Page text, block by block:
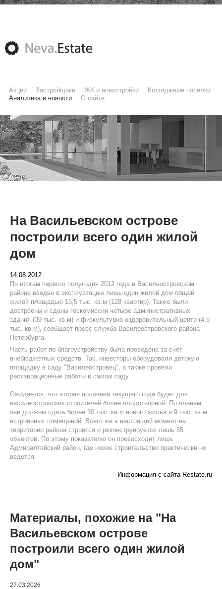
Акции Застройщики ЖК и новостройки
Коттеджные поселки
Аналитика и новости
О сайте
На Васильевском острове
построили всего один жилой
дом
14.08.2012
По итогам первого полугодия 2012 года в Василеостровском
районе введен в эксплуатацию лишь один жилой дом общей
жилой площадью 15,5 тыс. кв.м (128 квартир). Также были
достроены и сданы госкомиссии четыре административных
здания (39 тыс. кв.м) и физкультурно-оздоровительный центр (4,5
тыс. кв.м), сообщает пресс-служба Василеостровского района
Петербурга.
Часть работ по благоустройству была проведена за счёт
внебюджетных средств. Так, инвесторы оборудовали детскую
площадку в саду "Василеостровец", а также провели
реставрационные работы в самом саду.
Ожидается, что вторая половина текущего года будет для
василеостровских строителей более плодотворной. По планам,
они должны сдать более 30 тыс. кв.м нового жилья и 9 тыс. кв.м
встроенных помещений. Всего же в настоящий момент на
территории района строится и реконструируется лишь 55
объектов. По этому показателю он превосходит лишь
Адмиралтейский район, где новое строительство практически не
ведется.
Информация с сайта Restate.ru
Материалы, похожие на "На
Васильевском острове
построили всего один жилой
дом"
27.03.2026